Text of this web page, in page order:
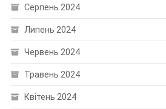
Серпень 2024
Липень 2024
Червень 2024
Травень 2024
Квітень 2024